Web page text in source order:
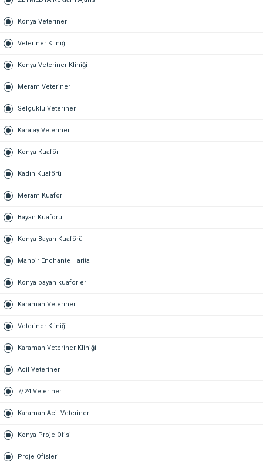
Konya Veteriner
Veteriner Kliniği
Konya Veteriner Kliniği
Meram Veteriner
Selçuklu Veteriner
Karatay Veteriner
Konya Kuaför
Kadın Kuaförü
Meram Kuaför
Bayan Kuaförü
Konya Bayan Kuaförü
Manoir Enchante Harita
Konya bayan kuaförleri
Karaman Veteriner
Veteriner Kliniği
Karaman Veteriner Kliniği
Acil Veteriner
7/24 Veteriner
Karaman Acil Veteriner
Konya Proje Ofisi
Proje Ofisleri